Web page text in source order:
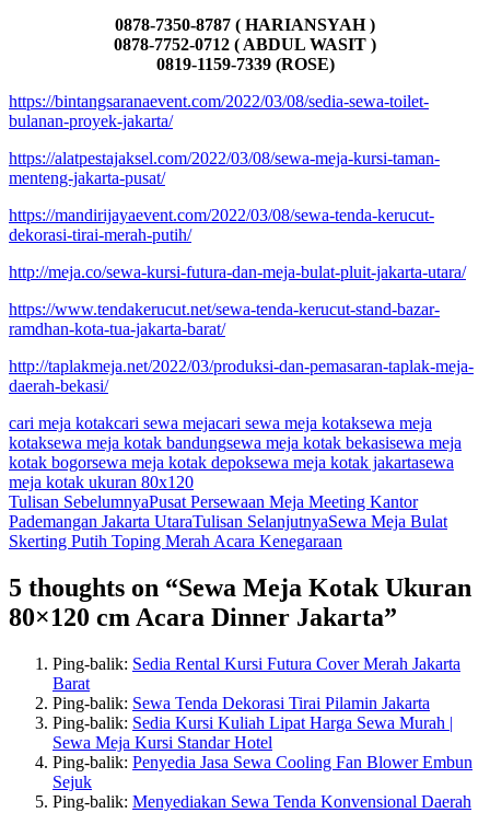
0878-7350-8787 ( HARIANSYAH )
0878-7752-0712 ( ABDUL WASIT )
0819-1159-7339 (ROSE)
https://bintangsaranaevent.com/2022/03/08/sedia-sewa-toilet-
bulanan-proyek-jakarta/
https://alatpestajaksel.com/2022/03/08/sewa-meja-kursi-taman-
menteng-jakarta-pusat/
https://mandirijayaevent.com/2022/03/08/sewa-tenda-kerucut-
dekorasi-tirai-merah-putih/
http://meja.co/sewa-kursi-futura-dan-meja-bulat-pluit-jakarta-utara/
https://www.tendakerucut.net/sewa-tenda-kerucut-stand-bazar-
ramdhan-kota-tua-jakarta-barat/
http://taplakmeja.net/2022/03/produksi-dan-pemasaran-taplak-meja-
daerah-bekasi/
cari meja kotakcari sewa mejacari sewa meja kotaksewa meja
kotaksewa meja kotak bandungsewa meja kotak bekasisewa meja
kotak bogorsewa meja kotak depoksewa meja kotak jakartasewa
meja kotak ukuran 80x120
Navigasi
Tulisan
Tulisan SebelumnyaPusat Persewaan Meja Meeting Kantor
Pademangan Jakarta UtaraTulisan SelanjutnyaSewa Meja Bulat
Skerting Putih Toping Merah Acara Kenegaraan
5 thoughts on “Sewa Meja Kotak Ukuran
80×120 cm Acara Dinner Jakarta”
Ping-balik: Sedia Rental Kursi Futura Cover Merah Jakarta
Barat
Ping-balik: Sewa Tenda Dekorasi Tirai Pilamin Jakarta
Ping-balik: Sedia Kursi Kuliah Lipat Harga Sewa Murah |
Sewa Meja Kursi Standar Hotel
Ping-balik: Penyedia Jasa Sewa Cooling Fan Blower Embun
Sejuk
Ping-balik: Menyediakan Sewa Tenda Konvensional Daerah